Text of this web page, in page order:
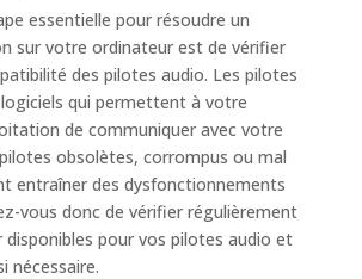
essentielle pour résoudre un
sur votre ordinateur est de vérifier
des pilotes audio. Les pilotes
qui permettent à votre
de communiquer avec votre
obsolètes, corrompus ou mal
entraîner des dysfonctionnements
vous donc de vérifier régulièrement
disponibles pour vos pilotes audio et
nécessaire.